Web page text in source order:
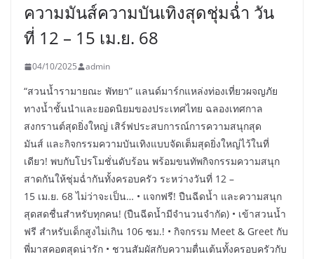
ความมันส์ความบันเทิงสุดชุ่มฉ่ำ วัน
ที่ 12 – 15 เม.ย. 68
04/10/2025 admin
“สวนน้ำรามายณะ พัทยา” แลนด์มาร์กแหล่งท่องเที่ยวผจญภัย
ทางน้ำชั้นนำและยอดนิยมของประเทศไทย ฉลองเทศกาล
สงกรานต์สุดยิ่งใหญ่ เสิร์ฟประสบการณ์การความสนุกสุด
มันส์ และกิจกรรมความบันเทิงแบบจัดเต็มสุดยิ่งใหญ่ไว้ในที่
เดียว! พบกับโปรโมชั่นดับร้อน พร้อมขนทัพกิจกรรมความสนุก
สาดกันให้ชุ่มฉ่ำกันทั้งครอบครัว ระหว่างวันที่ 12 –
15 เม.ย. 68 ไม่ว่าจะเป็น… • แจกฟรี! ปืนฉีดน้ำ และความสนุก
สุดสดชื่นสำหรับทุกคน! (ปืนฉีดน้ำมีจำนวนจำกัด) • เข้าสวนน้ำ
ฟรี สำหรับเด็กสูงไม่เกิน 106 ซม.! • กิจกรรม Meet & Greet กับ
พี่มาสคอตสุดน่ารัก • ชวนสัมผัสกับความตื่นเต้นทั้งครอบครัวกับ